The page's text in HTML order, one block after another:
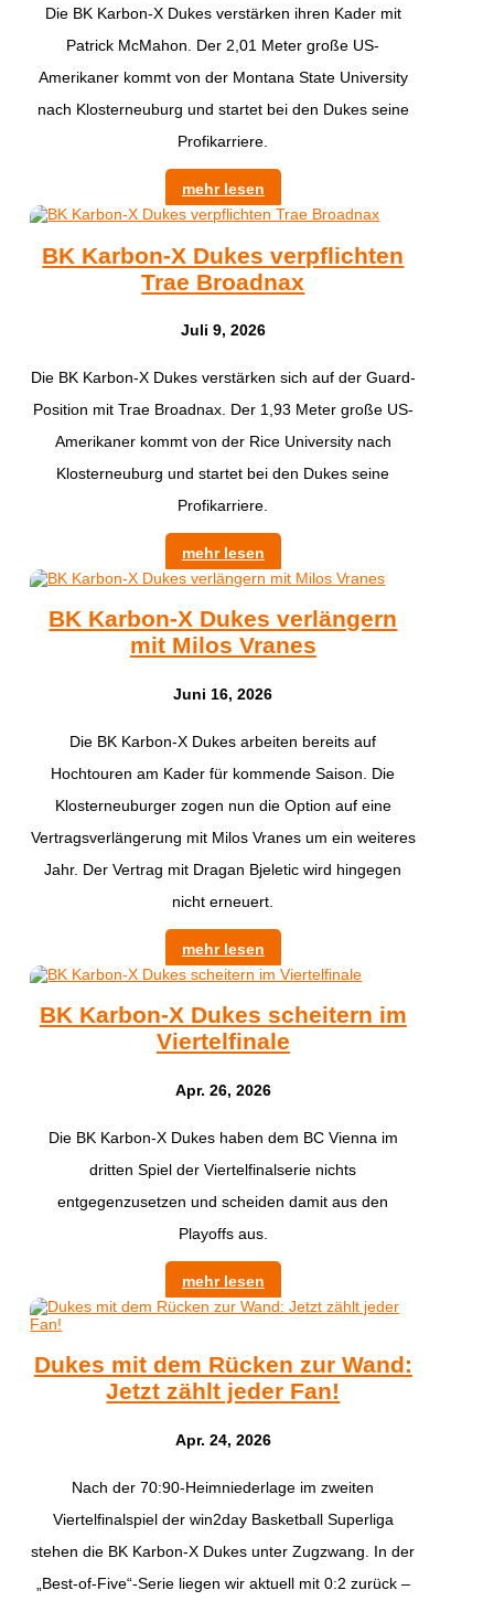
Die BK Karbon-X Dukes verstärken ihren Kader mit
Patrick McMahon. Der 2,01 Meter große US-
Amerikaner kommt von der Montana State University
nach Klosterneuburg und startet bei den Dukes seine
Profikarriere.
mehr lesen
BK Karbon-X Dukes verpflichten
Trae Broadnax
Juli 9, 2026
Die BK Karbon-X Dukes verstärken sich auf der Guard-
Position mit Trae Broadnax. Der 1,93 Meter große US-
Amerikaner kommt von der Rice University nach
Klosterneuburg und startet bei den Dukes seine
Profikarriere.
mehr lesen
BK Karbon-X Dukes verlängern
mit Milos Vranes
Juni 16, 2026
Die BK Karbon-X Dukes arbeiten bereits auf
Hochtouren am Kader für kommende Saison. Die
Klosterneuburger zogen nun die Option auf eine
Vertragsverlängerung mit Milos Vranes um ein weiteres
Jahr. Der Vertrag mit Dragan Bjeletic wird hingegen
nicht erneuert.
mehr lesen
BK Karbon-X Dukes scheitern im
Viertelfinale
Apr. 26, 2026
Die BK Karbon-X Dukes haben dem BC Vienna im
dritten Spiel der Viertelfinalserie nichts
entgegenzusetzen und scheiden damit aus den
Playoffs aus.
mehr lesen
Dukes mit dem Rücken zur Wand:
Jetzt zählt jeder Fan!
Apr. 24, 2026
Nach der 70:90-Heimniederlage im zweiten
Viertelfinalspiel der win2day Basketball Superliga
stehen die BK Karbon-X Dukes unter Zugzwang. In der
„Best-of-Five“-Serie liegen wir aktuell mit 0:2 zurück –